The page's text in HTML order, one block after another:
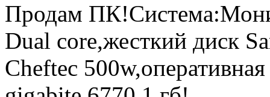
Продам
Dual core,жесткий диск
Cheftec